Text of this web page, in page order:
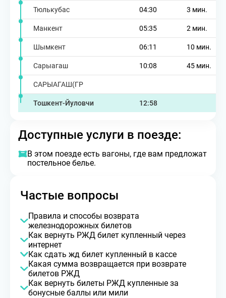
Тюлькубас 04:30 3 мин.
Манкент 05:35 2 мин.
Шымкент 06:11 10 мин.
Сарыагаш 10:08 45 мин.
САРЫАГАШ(ГР
Тошкент-Йуловчи 12:58
Доступные услуги в поезде:
В этом поезде есть вагоны, где вам предложат
постельное белье.
Частые вопросы
Правила и способы возврата
железнодорожных билетов
Как вернуть РЖД билет купленный через
интернет
Как сдать жд билет купленный в кассе
Какая сумма возвращается при возврате
билетов РЖД
Как вернуть билеты РЖД купленные за
бонусные баллы или мили